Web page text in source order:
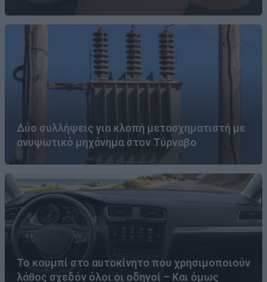
Δύο συλλήψεις για κλοπή μετασχηματιστή με
ανυψωτικό μηχάνημα στον Τύρναβο
Το κουμπί στο αυτοκίνητο που χρησιμοποιούν
λάθος σχεδόν όλοι οι οδηγοί – Και όμως